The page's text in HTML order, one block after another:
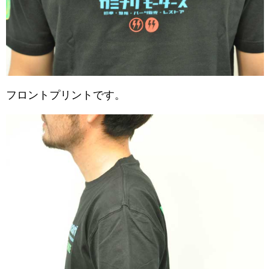
フロントプリントです。